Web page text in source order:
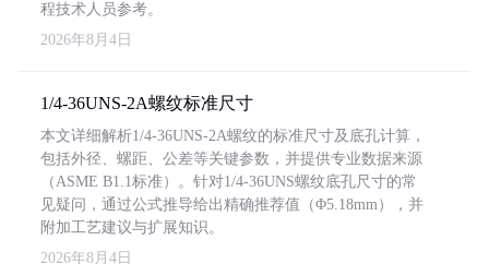
程技术人员参考。
2026年8月4日
1/4-36UNS-2A螺纹标准尺寸
本文详细解析1/4-36UNS-2A螺纹的标准尺寸及底孔计算，
包括外径、螺距、公差等关键参数，并提供专业数据来源
（ASME B1.1标准）。针对1/4-36UNS螺纹底孔尺寸的常
见疑问，通过公式推导给出精确推荐值（Φ5.18mm），并
附加工艺建议与扩展知识。
2026年8月4日